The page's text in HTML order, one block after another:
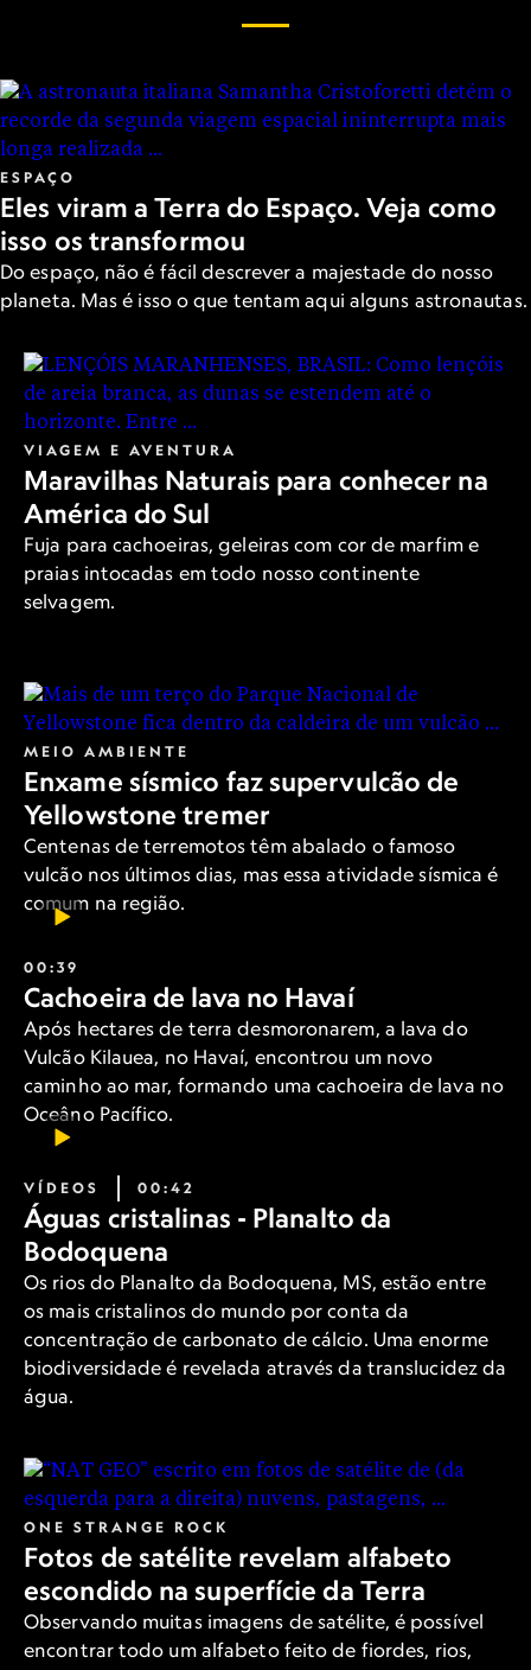
ESPAÇO
Eles viram a Terra do Espaço. Veja como
isso os transformou
Do espaço, não é fácil descrever a majestade do nosso
planeta. Mas é isso o que tentam aqui alguns astronautas.
VIAGEM E AVENTURA
Maravilhas Naturais para conhecer na
América do Sul
Fuja para cachoeiras, geleiras com cor de marfim e
praias intocadas em todo nosso continente
selvagem.
MEIO AMBIENTE
Enxame sísmico faz supervulcão de
Yellowstone tremer
Centenas de terremotos têm abalado o famoso
vulcão nos últimos dias, mas essa atividade sísmica é
comum na região.
00:39
Cachoeira de lava no Havaí
Após hectares de terra desmoronarem, a lava do
Vulcão Kilauea, no Havaí, encontrou um novo
caminho ao mar, formando uma cachoeira de lava no
Oceâno Pacífico.
VÍDEOS 00:42
Águas cristalinas - Planalto da
Bodoquena
Os rios do Planalto da Bodoquena, MS, estão entre
os mais cristalinos do mundo por conta da
concentração de carbonato de cálcio. Uma enorme
biodiversidade é revelada através da translucidez da
água.
ONE STRANGE ROCK
Fotos de satélite revelam alfabeto
escondido na superfície da Terra
Observando muitas imagens de satélite, é possível
encontrar todo um alfabeto feito de fiordes, rios,